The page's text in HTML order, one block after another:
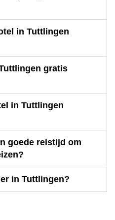
in Tuttlingen
gratis
in Tuttlingen
goede reistijd om
in Tuttlingen?